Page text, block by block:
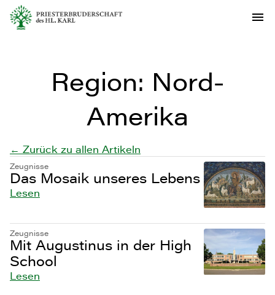
Region: Nord-
Amerika
← Zurück zu allen Artikeln
Zeugnisse
Das Mosaik unseres Lebens
Lesen
Zeugnisse
Mit Augustinus in der High
School
Lesen